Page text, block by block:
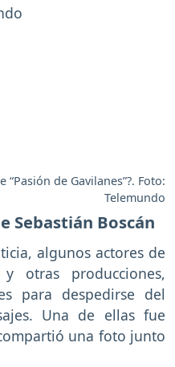
de Gavilanes”?. Foto:
Telemundo
Sebastián Boscán
algunos actores de
otras producciones,
para despedirse del
Una de ellas fue
una foto junto